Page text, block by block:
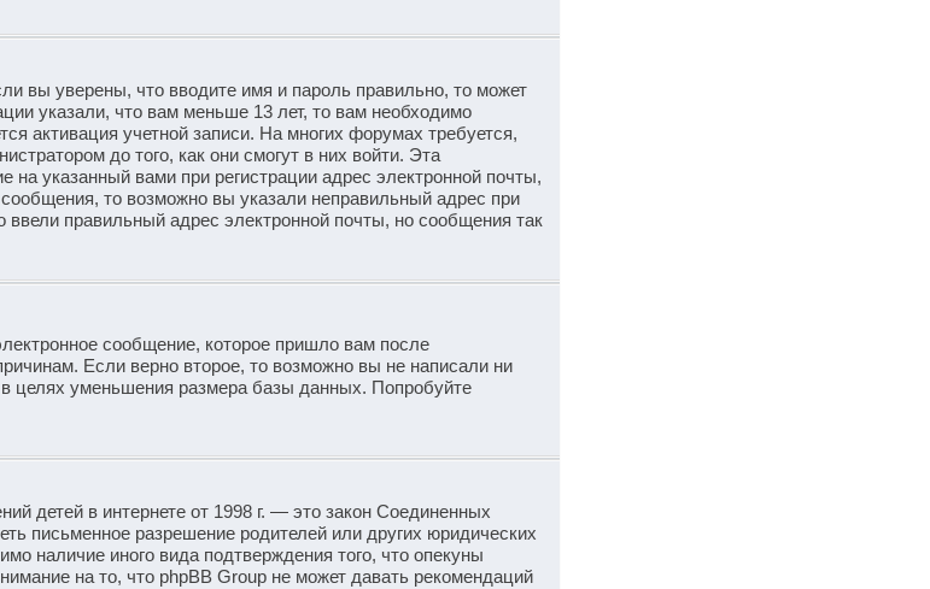
вы уверены, что вводите имя и пароль правильно, то может
указали, что вам меньше 13 лет, то вам необходимо
активация учетной записи. На многих форумах требуется,
до того, как они смогут в них войти. Эта
указанный вами при регистрации адрес электронной почты,
то возможно вы указали неправильный адрес при
правильный адрес электронной почты, но сообщения так
сообщение, которое пришло вам после
Если верно второе, то возможно вы не написали ни
целях уменьшения размера базы данных. Попробуйте
детей в интернете от 1998 г. — это закон Соединенных
письменное разрешение родителей или других юридических
наличие иного вида подтверждения того, что опекуны
на то, что phpBB Group не может давать рекомендаций